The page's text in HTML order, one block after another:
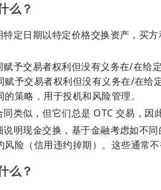
么？
定日期以特定价格交换资产，买
予交易者权利但没有义务在/在给
赋予交易者权利但没有义务在/在给
策略，用于投机和风险管理。
类似，但它们总是 OTC 交易，因
明现金交换，基于金融考虑如不
风险（信用违约掉期）。这些通常不
么？